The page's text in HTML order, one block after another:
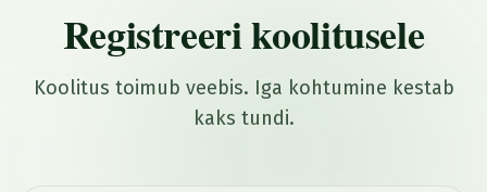
Registreeri koolitusele
Koolitus toimub veebis. Iga kohtumine kestab
kaks tundi.